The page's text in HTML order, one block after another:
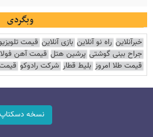
وبگردی
خبرآنلاین راه نو آنلاین بازی آنلاین قیمت
جراح بینی گوشتی پرشین هتل قیمت آهن فولاد
قیمت طلا امروز بلیط قطار شرکت رادوکو
نسخه دسکتاپ